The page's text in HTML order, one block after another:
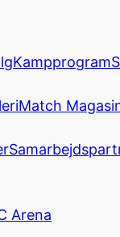
Kampprogram
Match
Arena